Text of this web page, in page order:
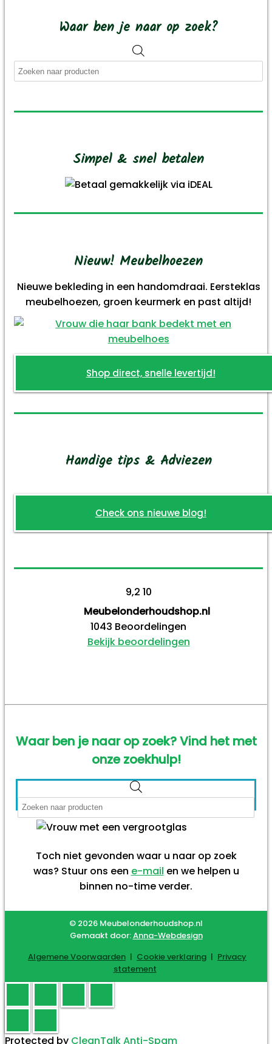
Waar ben je naar op zoek?
Simpel & snel betalen
Nieuw! Meubelhoezen
Nieuwe bekleding in een handomdraai. Eersteklas
meubelhoezen, groen keurmerk en past altijd!
Shop direct, snelle levertijd!
Handige tips & Adviezen
Check ons nieuwe blog!
9,2 10
Meubelonderhoudshop.nl
1043 Beoordelingen
Bekijk beoordelingen
Waar ben je naar op zoek? Vind het met
onze zoekhulp!
Toch niet gevonden waar u naar op zoek
was? Stuur ons een e-mail en we helpen u
binnen no-time verder.
© 2026 Meubelonderhoudshop.nl
Gemaakt door:Anna-Webdesign
Algemene Voorwaarden | Cookie verklaring | Privacy
statement
Protected by CleanTalk Anti-Spam